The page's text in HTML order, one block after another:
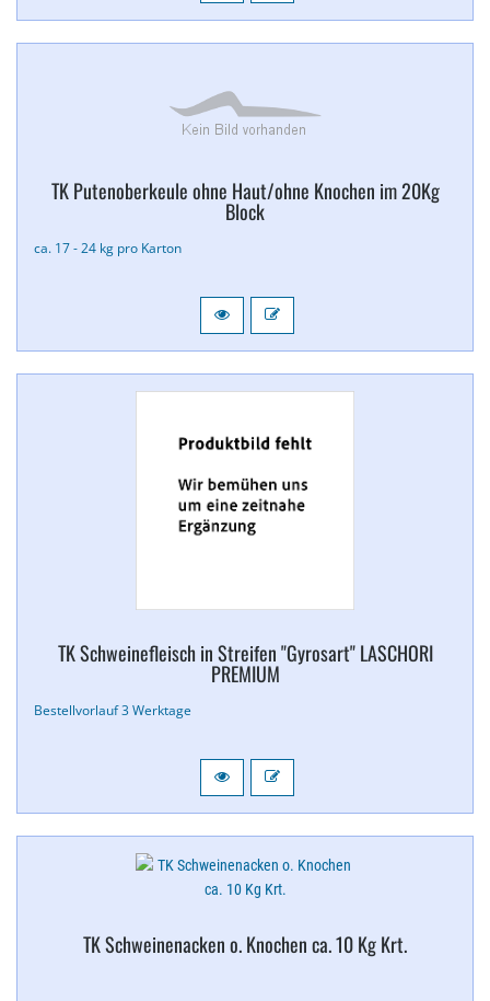
TK Putenoberkeule ohne Haut/​ohne Knochen im 20Kg
Block
ca. 17 - 24 kg pro Karton
TK Schweinefleisch in Streifen "Gyrosart" LASCHORI
PREMIUM
Bestellvorlauf 3 Werktage
TK Schweinenacken o. Knochen ca. 10 Kg Krt.